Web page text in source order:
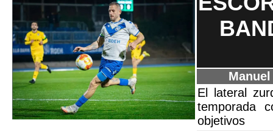
El lateral
temporada
objetivos